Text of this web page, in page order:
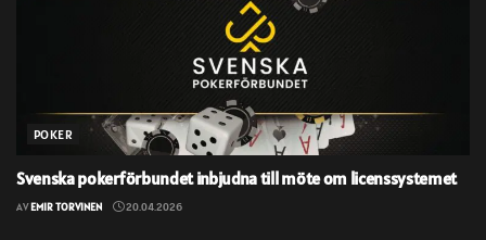
POKER
Svenska pokerförbundet inbjudna till möte om licenssystemet
AVEMIR TORVINEN 20.04.2026